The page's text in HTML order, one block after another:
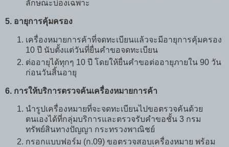
ลักษณะบ่องเฉพาะ
5. อายุการคุ้มครอง
เครื่องหมายการค้าที่จดทะเบียนแล้วจะมีอายุการคุ้มครอง
10 ปี นับตั้งแต่วันที่ยื่นคำขอจดทะเบียน
ต่ออายุได้ทุกๆ 10 ปี โดยให้ยื่นคำขอต่ออายุภายใน 90 วัน
ก่อนวันสิ้นอายุ
6. การให้บริการตรวจค้นเครื่องหมายการค้า
นำรูปเครื่องหมายที่จะจดทะเบียนไปขอตรวจค้นด้วย
ตนเองได้ที่กลุ่มบริการและตรวจรับคำขอชั้น 3 กรม
ทรัพย์สินทางปัญญา กระทรวงพาณิชย์
กรอกแบบฟอร์ม (ก.09) ขอตรวจสอบเครื่องหมาย พร้อม